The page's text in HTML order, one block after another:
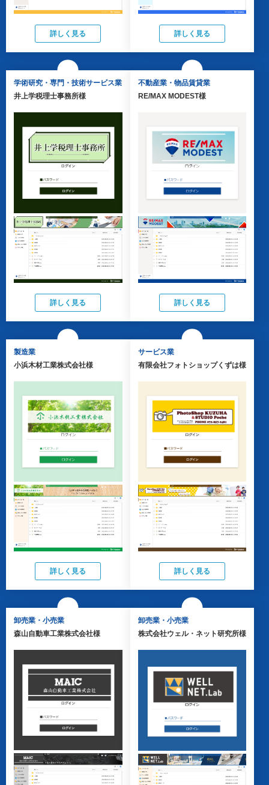
詳しく見る 詳しく見る
学術研究・専門・技術サービス業
井上学税理士事務所様
詳しく見る
不動産業・物品賃貸業
RE/MAX MODEST様
詳しく見る
製造業
小浜木材工業株式会社様
詳しく見る
サービス業
有限会社フォトショップくずは様
詳しく見る
卸売業・小売業
森山自動車工業株式会社様
卸売業・小売業
株式会社ウェル・ネット研究所様